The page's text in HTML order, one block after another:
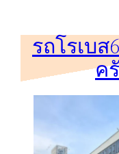
รถโรเบ
ค